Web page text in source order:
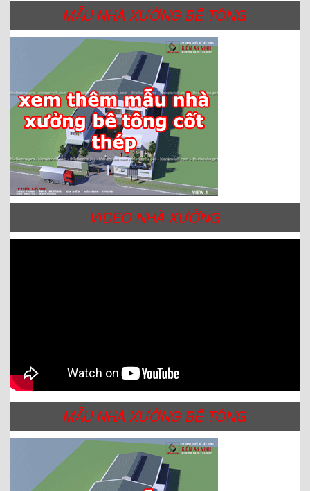
MẪU NHÀ XƯỞNG BÊ TÔNG
VIDEO NHÀ XƯỞNG
MẪU NHÀ XƯỞNG BÊ TÔNG